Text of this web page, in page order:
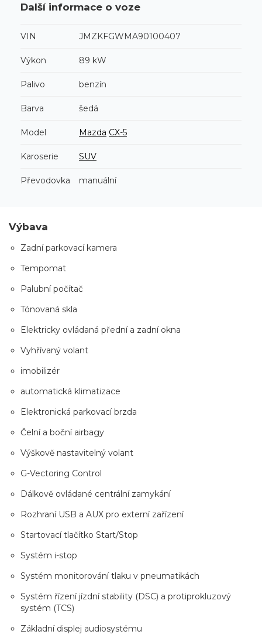
Další informace o voze
VIN JMZKFGWMA90100407
Výkon 89 kW
Palivo benzín
Barva šedá
Model Mazda CX-5
Karoserie SUV
Převodovka manuální
Výbava
Zadní parkovací kamera
Tempomat
Palubní počítač
Tónovaná skla
Elektricky ovládaná přední a zadní okna
Vyhřívaný volant
imobilizér
automatická klimatizace
Elektronická parkovací brzda
Čelní a boční airbagy
Výškově nastavitelný volant
G-Vectoring Control
Dálkově ovládané centrální zamykání
Rozhraní USB a AUX pro externí zařízení
Startovací tlačítko Start/Stop
Systém i-stop
Systém monitorování tlaku v pneumatikách
Systém řízení jízdní stability (DSC) a protiprokluzový
systém (TCS)
Základní displej audiosystému